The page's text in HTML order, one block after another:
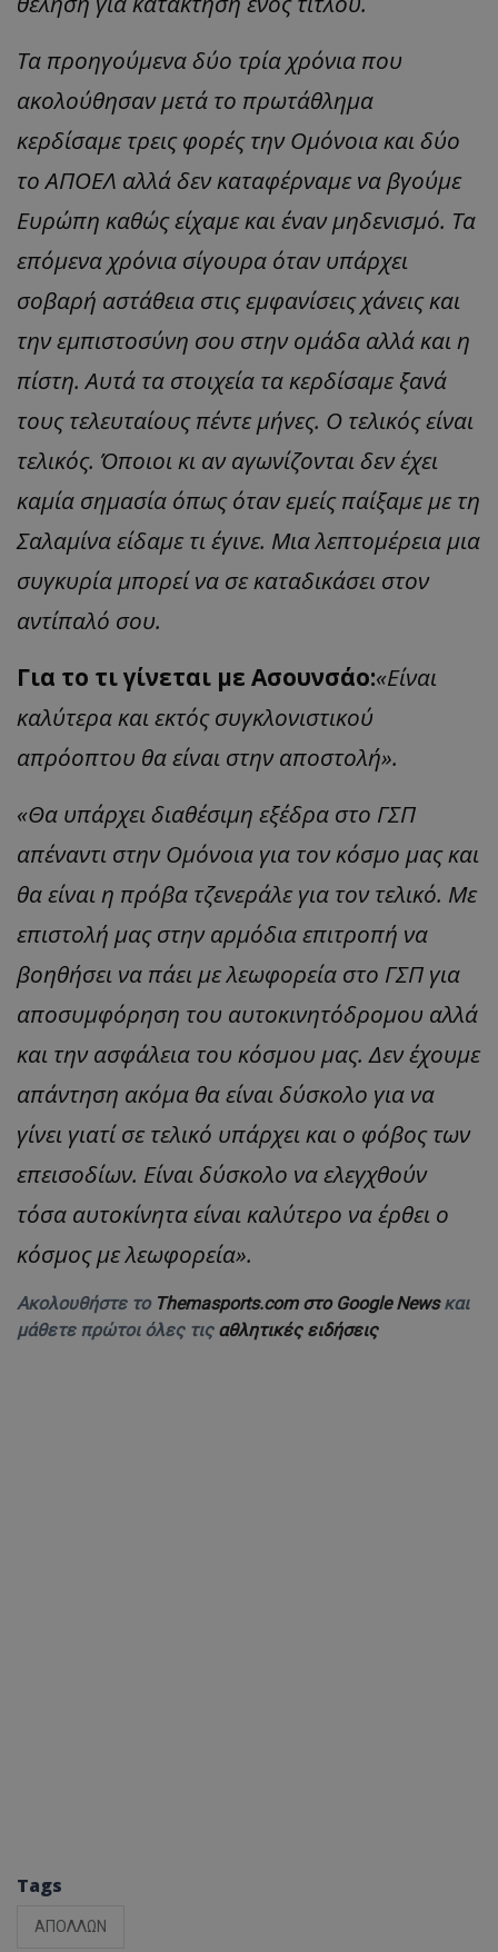
Τα προηγούμενα δύο τρία χρόνια που
ακολούθησαν μετά το πρωτάθλημα
κερδίσαμε τρεις φορές την Ομόνοια και δύο
το ΑΠΟΕΛ αλλά δεν καταφέρναμε να βγούμε
Ευρώπη καθώς είχαμε και έναν μηδενισμό. Τα
επόμενα χρόνια σίγουρα όταν υπάρχει
σοβαρή αστάθεια στις εμφανίσεις χάνεις και
την εμπιστοσύνη σου στην ομάδα αλλά και η
πίστη. Αυτά τα στοιχεία τα κερδίσαμε ξανά
τους τελευταίους πέντε μήνες. Ο τελικός είναι
τελικός. Όποιοι κι αν αγωνίζονται δεν έχει
καμία σημασία όπως όταν εμείς παίξαμε με τη
Σαλαμίνα είδαμε τι έγινε. Μια λεπτομέρεια μια
συγκυρία μπορεί να σε καταδικάσει στον
αντίπαλό σου.
Για το τι γίνεται με Ασουνσάο:«Είναι
καλύτερα και εκτός συγκλονιστικού
απρόοπτου θα είναι στην αποστολή».
«Θα υπάρχει διαθέσιμη εξέδρα στο ΓΣΠ
απέναντι στην Ομόνοια για τον κόσμο μας και
θα είναι η πρόβα τζενεράλε για τον τελικό. Με
επιστολή μας στην αρμόδια επιτροπή να
βοηθήσει να πάει με λεωφορεία στο ΓΣΠ για
αποσυμφόρηση του αυτοκινητόδρομου αλλά
και την ασφάλεια του κόσμου μας. Δεν έχουμε
απάντηση ακόμα θα είναι δύσκολο για να
γίνει γιατί σε τελικό υπάρχει και ο φόβος των
επεισοδίων. Είναι δύσκολο να ελεγχθούν
τόσα αυτοκίνητα είναι καλύτερο να έρθει ο
κόσμος με λεωφορεία».
Ακολουθήστε το Themasports.com στο Google Newsκαι
μάθετε πρώτοι όλες τις αθλητικές ειδήσεις
Tags
ΑΠΟΛΛΩΝ